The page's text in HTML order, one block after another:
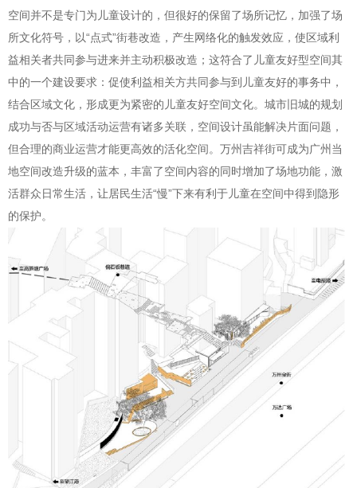
空间并不是专门为儿童设计的，但很好的保留了场所记忆，加强了场
所文化符号，以“点式”街巷改造，产生网络化的触发效应，使区域利
益相关者共同参与进来并主动积极改造；这符合了儿童友好型空间其
中的一个建设要求：促使利益相关方共同参与到儿童友好的事务中，
结合区域文化，形成更为紧密的儿童友好空间文化。城市旧城的规划
成功与否与区域活动运营有诸多关联，空间设计虽能解决片面问题，
但合理的商业运营才能更高效的活化空间。万州吉祥街可成为广州当
地空间改造升级的蓝本，丰富了空间内容的同时增加了场地功能，激
活群众日常生活，让居民生活“慢”下来有利于儿童在空间中得到隐形
的保护。